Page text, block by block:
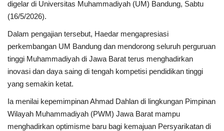
digelar di Universitas Muhammadiyah (UM) Bandung, Sabtu
(16/5/2026).
Dalam pengajian tersebut, Haedar mengapresiasi
perkembangan UM Bandung dan mendorong seluruh perguruan
tinggi Muhammadiyah di Jawa Barat terus menghadirkan
inovasi dan daya saing di tengah kompetisi pendidikan tinggi
yang semakin ketat.
Ia menilai kepemimpinan Ahmad Dahlan di lingkungan Pimpinan
Wilayah Muhammadiyah (PWM) Jawa Barat mampu
menghadirkan optimisme baru bagi kemajuan Persyarikatan di